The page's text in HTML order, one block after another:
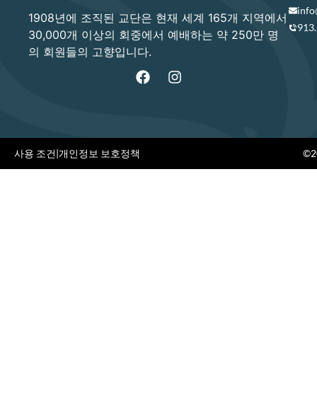
1908년에 조직된 교단은 현재 세계 165개 지역에서
30,000개 이상의 회중에서 예배하는 약 250만 명
의 회원들의 고향입니다.
사용 조건|개인정보 보호정책